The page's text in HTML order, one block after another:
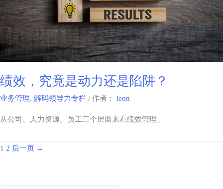
绩效，究竟是动力还是陷阱？
业务管理, 解码领导力专栏 / 作者： leon
从公司、人力资源、员工三个层面来看绩效管理。
1 2 后一页 →